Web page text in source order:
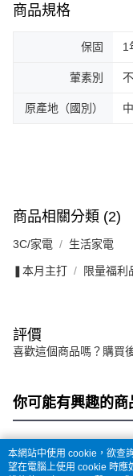
商品規格
保固 1
葷素別
原產地（國別）
商品相關分類 (2)
3C/家電 生活家電
❚本月主打 限量福利
評價
喜歡這個商品嗎？購買
你可能有興趣的商
熱門標籤
本網站中使用 cookie，欲查
望在電腦上使用 cookie 時應